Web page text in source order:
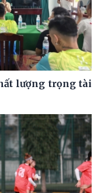
lượng trọng tài